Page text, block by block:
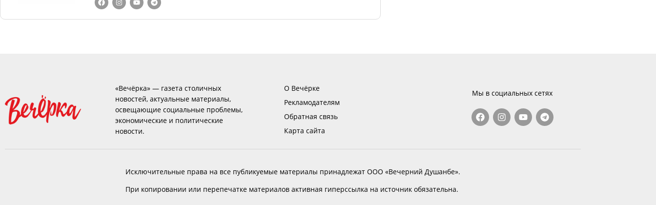
«Вечёрка» — газета столичных
новостей, актуальные материалы,
освещающие социальные проблемы,
экономические и политические
новости.
О Вечёрке
Рекламодателям
Обратная связь
Карта сайта
Мы в социальных сетях
Исключительные права на все публикуемые материалы принадлежат ООО «Вечерний Душанбе».
При копировании или перепечатке материалов активная гиперссылка на источник обязательна.